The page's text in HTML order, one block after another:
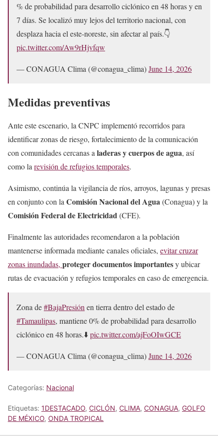
% de probabilidad para desarrollo ciclónico en 48 horas y en
7 días. Se localizó muy lejos del territorio nacional, con
desplaza hacia el este-noreste, sin afectar al país.👇
pic.twitter.com/Aw9rHjvfqw
— CONAGUA Clima (@conagua_clima)June 14, 2026
Medidas preventivas
Ante este escenario, la CNPC implementó recorridos para
identificar zonas de riesgo, fortalecimiento de la comunicación
con comunidades cercanas a laderas y cuerpos de agua, así
como la revisión de refugios temporales.
Asimismo, continúa la vigilancia de ríos, arroyos, lagunas y presas
en conjunto con la Comisión Nacional del Agua (Conagua) y la
Comisión Federal de Electricidad (CFE).
Finalmente las autoridades recomendaron a la población
mantenerse informada mediante canales oficiales, evitar cruzar
zonas inundadas, proteger documentos importantesy ubicar
rutas de evacuación y refugios temporales en caso de emergencia.
Zona de#BajaPresión en tierra dentro del estado de
#Tamaulipas, mantiene 0% de probabilidad para desarrollo
ciclónico en 48 horas.⬇️pic.twitter.com/ajFoOIwGCE
— CONAGUA Clima (@conagua_clima)June 14, 2026
Categorías: Nacional
Etiquetas: 1DESTACADO, CICLÓN, CLIMA, CONAGUA, GOLFO
DE MÉXICO, ONDA TROPICAL